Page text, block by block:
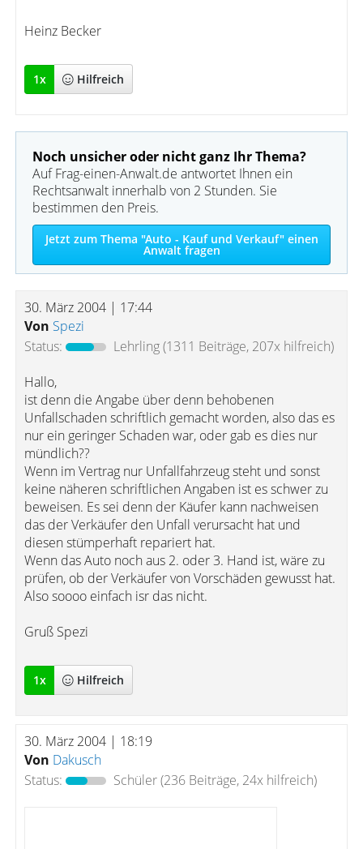
Heinz Becker
1x Hilfreich
Noch unsicher oder nicht ganz Ihr Thema?
Auf Frag-einen-Anwalt.de antwortet Ihnen ein
Rechtsanwalt innerhalb von 2 Stunden. Sie
bestimmen den Preis.
Jetzt zum Thema "Auto - Kauf und Verkauf" einen
Anwalt fragen
30. März 2004 | 17:44
Von Spezi
Status:
Lehrling(1311 Beiträge, 207x hilfreich)
Hallo,
ist denn die Angabe über denn behobenen
Unfallschaden schriftlich gemacht worden, also das es
nur ein geringer Schaden war, oder gab es dies nur
mündlich??
Wenn im Vertrag nur Unfallfahrzeug steht und sonst
keine näheren schriftlichen Angaben ist es schwer zu
beweisen. Es sei denn der Käufer kann nachweisen
das der Verkäufer den Unfall verursacht hat und
diesen stümperhaft repariert hat.
Wenn das Auto noch aus 2. oder 3. Hand ist, wäre zu
prüfen, ob der Verkäufer von Vorschäden gewusst hat.
Also soooo einfach isr das nicht.
Gruß Spezi
1x Hilfreich
30. März 2004 | 18:19
Von Dakusch
Status:
Schüler(236 Beiträge, 24x hilfreich)